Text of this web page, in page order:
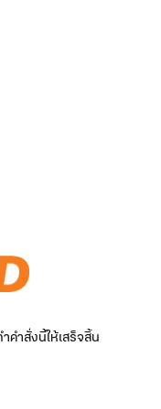
ำสั่งนี้ให้เสร็จสิ้น